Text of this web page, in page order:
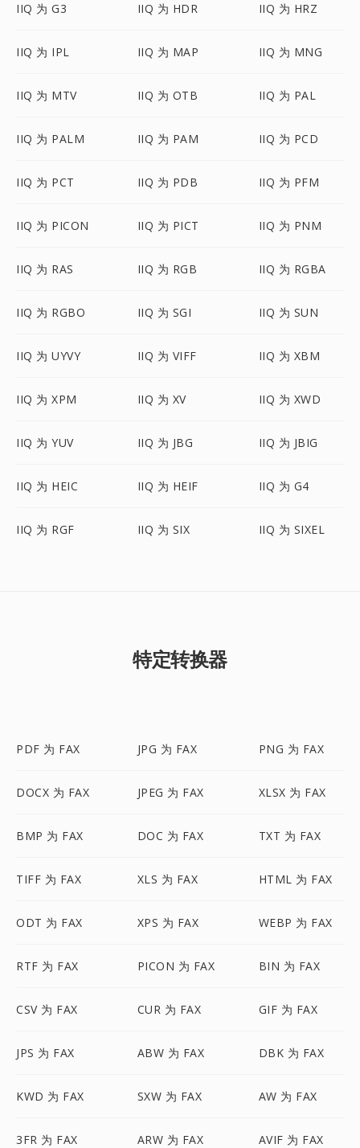
IIQ 为 G3 IIQ 为 HDR IIQ 为 HRZ
IIQ 为 IPL IIQ 为 MAP IIQ 为 MNG
IIQ 为 MTV IIQ 为 OTB IIQ 为 PAL
IIQ 为 PALM IIQ 为 PAM IIQ 为 PCD
IIQ 为 PCT IIQ 为 PDB IIQ 为 PFM
IIQ 为 PICON IIQ 为 PICT IIQ 为 PNM
IIQ 为 RAS IIQ 为 RGB IIQ 为 RGBA
IIQ 为 RGBO IIQ 为 SGI IIQ 为 SUN
IIQ 为 UYVY IIQ 为 VIFF IIQ 为 XBM
IIQ 为 XPM IIQ 为 XV IIQ 为 XWD
IIQ 为 YUV IIQ 为 JBG IIQ 为 JBIG
IIQ 为 HEIC IIQ 为 HEIF IIQ 为 G4
IIQ 为 RGF IIQ 为 SIX IIQ 为 SIXEL
特定转换器
PDF 为 FAX JPG 为 FAX PNG 为 FAX
DOCX 为 FAX JPEG 为 FAX XLSX 为 FAX
BMP 为 FAX DOC 为 FAX TXT 为 FAX
TIFF 为 FAX XLS 为 FAX HTML 为 FAX
ODT 为 FAX XPS 为 FAX WEBP 为 FAX
RTF 为 FAX PICON 为 FAX BIN 为 FAX
CSV 为 FAX CUR 为 FAX GIF 为 FAX
JPS 为 FAX ABW 为 FAX DBK 为 FAX
KWD 为 FAX SXW 为 FAX AW 为 FAX
3FR 为 FAX ARW 为 FAX AVIF 为 FAX